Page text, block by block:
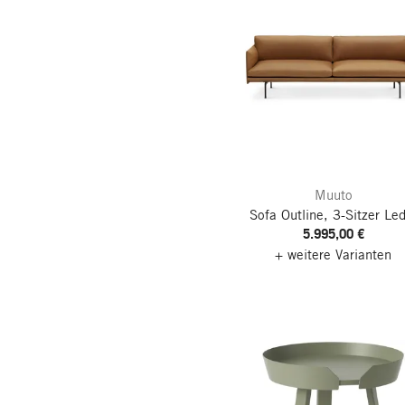
Muuto
Sofa Outline, 3-Sitzer
5.995,00 €
+ weitere Varianten